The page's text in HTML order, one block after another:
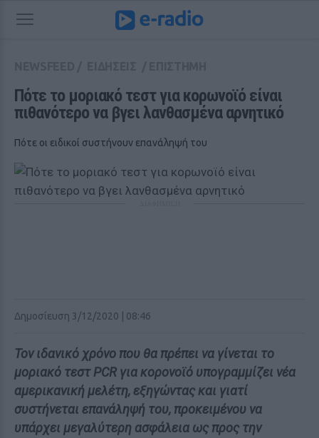
Πότε το μοριακό τεστ για κορωνοϊό είναι
πιθανότερο να βγει λανθασμένα αρνητικό
Πότε οι ειδικοί συστήνουν επανάληψή του
Δημοσίευση 3/12/2020 | 08:46
Τον ιδανικό χρόνο που θα πρέπει να γίνεται το
μοριακό τεστ PCR για κορονοϊό υπογραμμίζει νέα
αμερικανική μελέτη, εξηγώντας και γιατί
συστήνεται επανάληψή του, προκειμένου να
υπάρχει μεγαλύτερη ασφάλεια ως προς την